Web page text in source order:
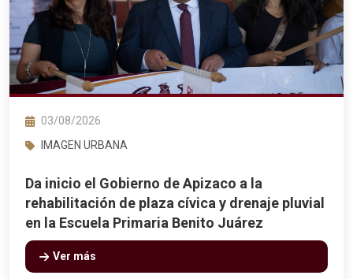
03/08/2026
IMAGEN URBANA
Da inicio el Gobierno de Apizaco a la
rehabilitación de plaza cívica y drenaje pluvial
en la Escuela Primaria Benito Juárez
Ver más